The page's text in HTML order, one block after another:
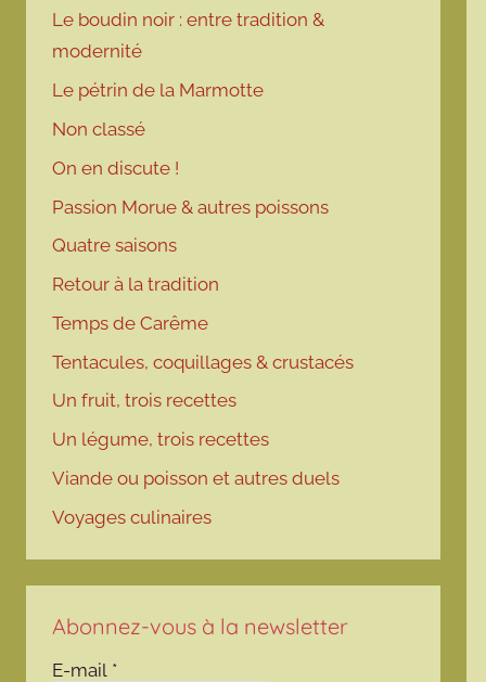
Le boudin noir : entre tradition &
modernité
Le pétrin de la Marmotte
Non classé
On en discute !
Passion Morue & autres poissons
Quatre saisons
Retour à la tradition
Temps de Carême
Tentacules, coquillages & crustacés
Un fruit, trois recettes
Un légume, trois recettes
Viande ou poisson et autres duels
Voyages culinaires
Abonnez-vous à la newsletter
E-mail *